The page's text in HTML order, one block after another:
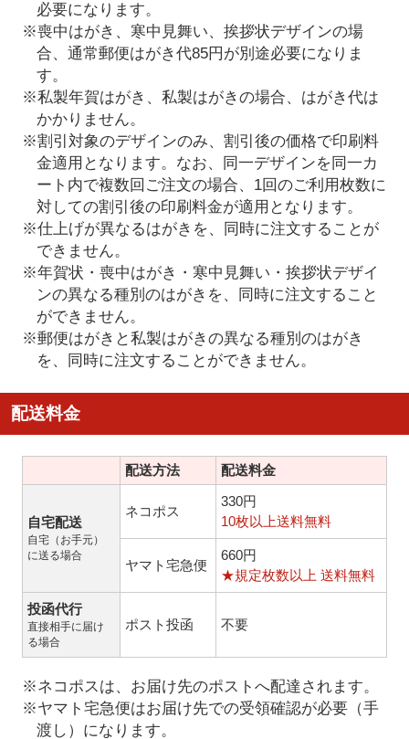
必要になります。
※喪中はがき、寒中見舞い、挨拶状デザインの場
合、通常郵便はがき代85円が別途必要になりま
す。
※私製年賀はがき、私製はがきの場合、はがき代は
かかりません。
※割引対象のデザインのみ、割引後の価格で印刷料
金適用となります。なお、同一デザインを同一カ
ート内で複数回ご注文の場合、1回のご利用枚数に
対しての割引後の印刷料金が適用となります。
※仕上げが異なるはがきを、同時に注文することが
できません。
※年賀状・喪中はがき・寒中見舞い・挨拶状デザイ
ンの異なる種別のはがきを、同時に注文すること
ができません。
※郵便はがきと私製はがきの異なる種別のはがき
を、同時に注文することができません。
配送料金
配送方法 配送料金
自宅配送
自宅（お手元）
に送る場合
ネコポス
330円
10枚以上送料無料
ヤマト宅急便
660円
★規定枚数以上 送料無料
投函代行
直接相手に届け
る場合
ポスト投函 不要
※ネコポスは、お届け先のポストへ配達されます。
※ヤマト宅急便はお届け先での受領確認が必要（手
渡し）になります。